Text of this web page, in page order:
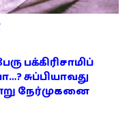
பக்கிரிசாமிப்
சுப்பியாவது
நேர்முகனை